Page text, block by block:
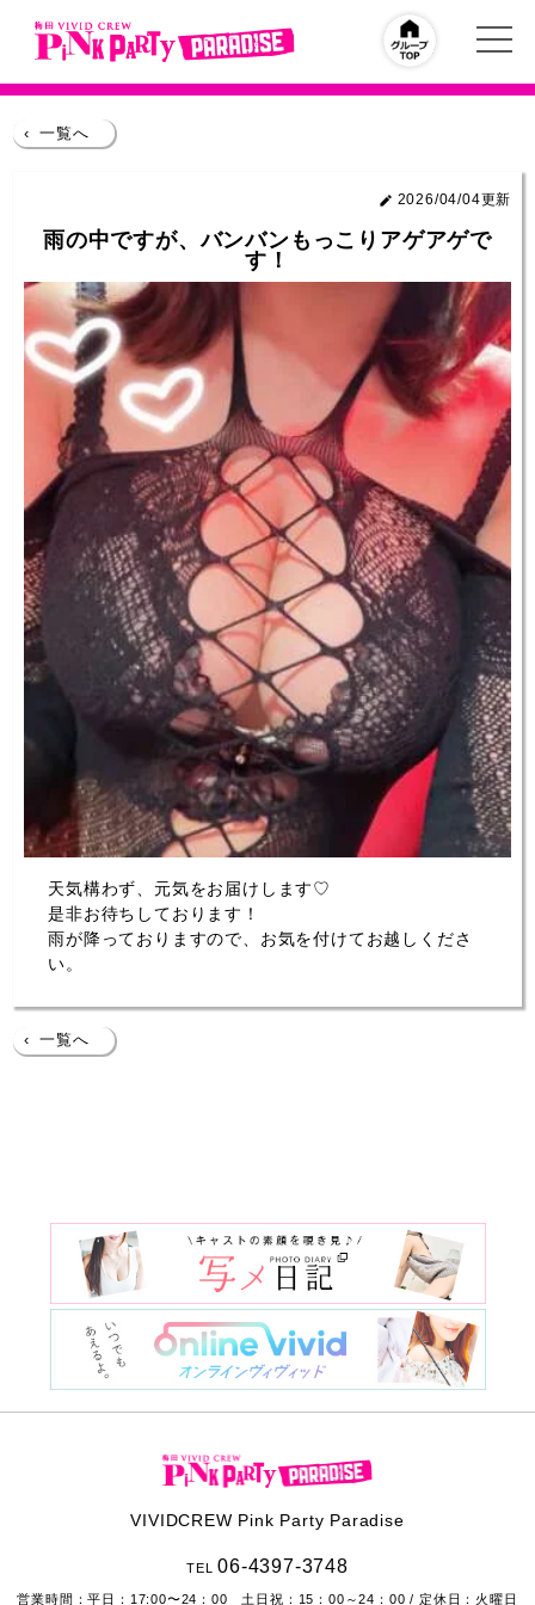
‹ 一覧へ
2026/04/04更新
雨の中ですが、バンバンもっこりアゲアゲで
す！
天気構わず、元気をお届けします♡
是非お待ちしております！
雨が降っておりますので、お気を付けてお越しくださ
い。
‹ 一覧へ
VIVIDCREW Pink Party Paradise
TEL06-4397-3748
営業時間：平日：17:00〜24：00 土日祝：15：00～24：00 / 定休日：火曜日